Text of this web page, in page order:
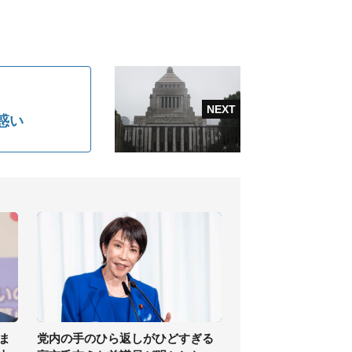
い
党内の手のひら返しがひどすぎる